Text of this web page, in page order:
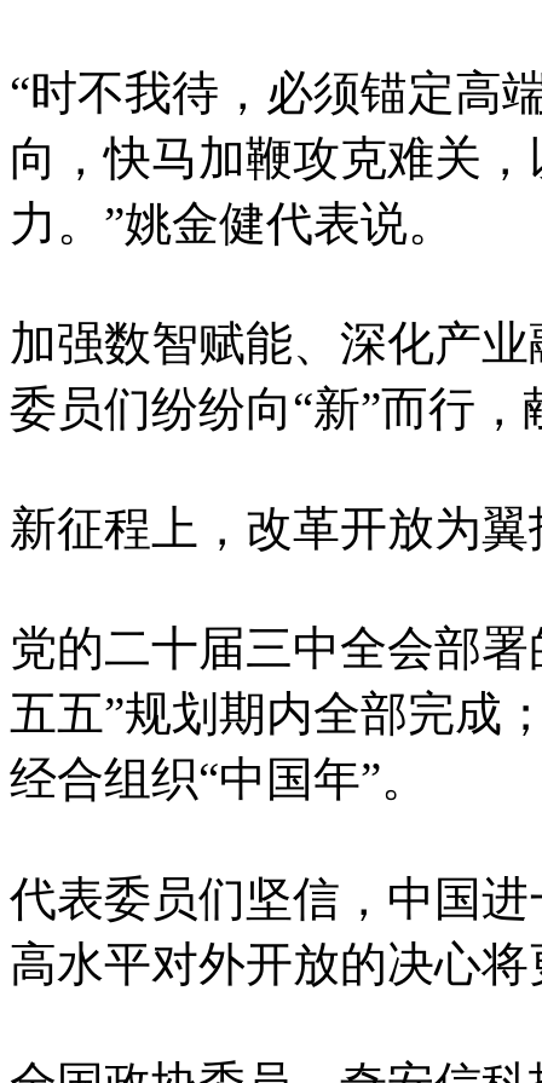
“时不我待，必须锚定高
向，快马加鞭攻克难关
力。”姚金健代表说。
加强数智赋能、深化产
委员们纷纷向“新”而行
新征程上，改革开放为
党的二十届三中全会部
五五”规划期内全部完成
经合组织“中国年”。
代表委员们坚信，中国
高水平对外开放的决心